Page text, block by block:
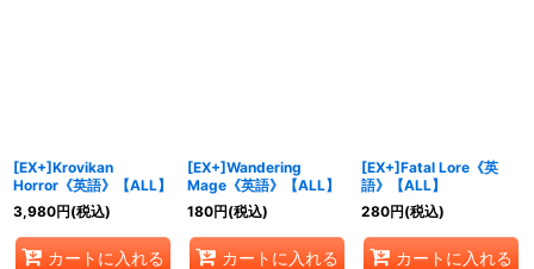
[EX+]Krovikan
Horror《英語》【ALL】
3,980円(税込)
カートに入れる
[EX+]Wandering
Mage《英語》【ALL】
180円(税込)
カートに入れる
[EX+]Fatal Lore《英
語》【ALL】
280円(税込)
カートに入れる